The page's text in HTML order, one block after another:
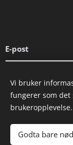
E-post
Send
Vi bruker
fungerer som det
brukeropplevelse.
Godta bare